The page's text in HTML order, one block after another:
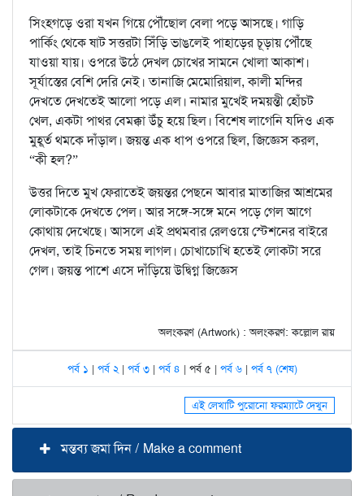
সিংহগড়ে ওরা যখন গিয়ে পৌঁছোল বেলা পড়ে আসছে। গাড়ি
পার্কিং থেকে ষাট সত্তরটা সিঁড়ি ভাঙলেই পাহাড়ের চূড়ায় পৌঁছে
যাওয়া যায়। ওপরে উঠে দেখল চোখের সামনে খোলা আকাশ।
সূর্যাস্তের বেশি দেরি নেই। তানাজি মেমোরিয়াল, কালী মন্দির
দেখতে দেখতেই আলো পড়ে এল। নামার মুখেই দময়ন্তী হোঁচট
খেল, একটা পাথর বেমক্কা উঁচু হয়ে ছিল। বিশেষ লাগেনি যদিও এক
মুহূর্ত থমকে দাঁড়াল। জয়ন্ত এক ধাপ ওপরে ছিল, জিজ্ঞেস করল,
“কী হল?”
উত্তর দিতে মুখ ফেরাতেই জয়ন্তর পেছনে আবার মাতাজির আশ্রমের
লোকটাকে দেখতে পেল। আর সঙ্গে-সঙ্গে মনে পড়ে গেল আগে
কোথায় দেখেছে। আসলে এই প্রথমবার রেলওয়ে স্টেশনের বাইরে
দেখল, তাই চিনতে সময় লাগল। চোখাচোখি হতেই লোকটা সরে
গেল। জয়ন্ত পাশে এসে দাঁড়িয়ে উদ্বিগ্ন জিজ্ঞেস
অলংকরণ (Artwork) : অলংকরণ: কল্লোল রায়
পর্ব ১ | পর্ব ২ | পর্ব ৩| পর্ব ৪ | পর্ব ৫ | পর্ব ৬| পর্ব ৭ (শেষ)
এই লেখাটি পুরোনো ফরম্যাটে দেখুন
মন্তব্য জমা দিন / Make a comment